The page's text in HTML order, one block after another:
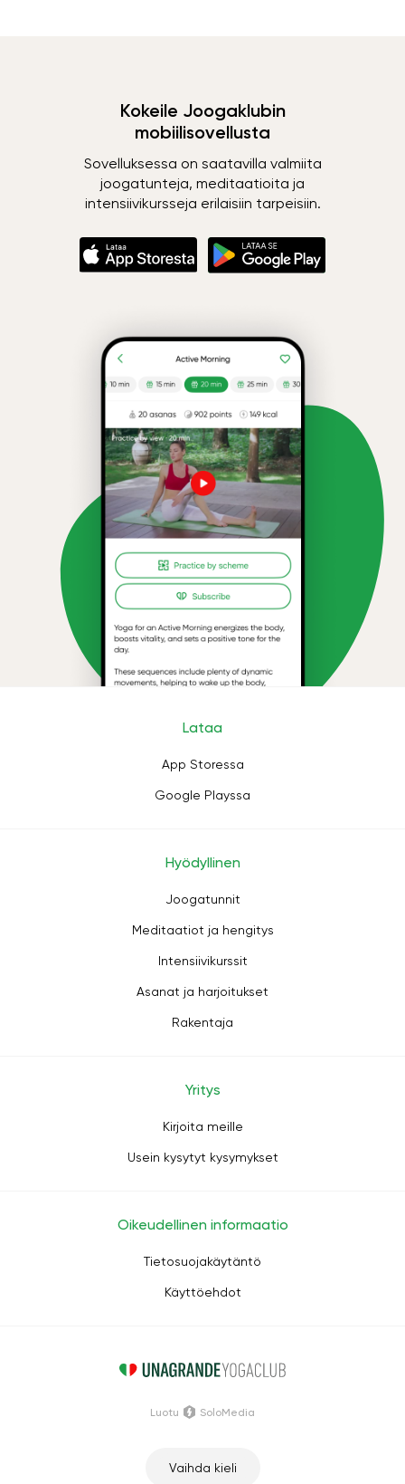
Kokeile Joogaklubin
mobiilisovellusta
Sovelluksessa on saatavilla valmiita
joogatunteja, meditaatioita ja
intensiivikursseja erilaisiin tarpeisiin.
Lataa
App Storessa
Google Playssa
Hyödyllinen
Joogatunnit
Meditaatiot ja hengitys
Intensiivikurssit
Asanat ja harjoitukset
Rakentaja
Yritys
Kirjoita meille
Usein kysytyt kysymykset
Oikeudellinen informaatio
Tietosuojakäytäntö
Käyttöehdot
Vaihda kieli
Luotu SoloMedia